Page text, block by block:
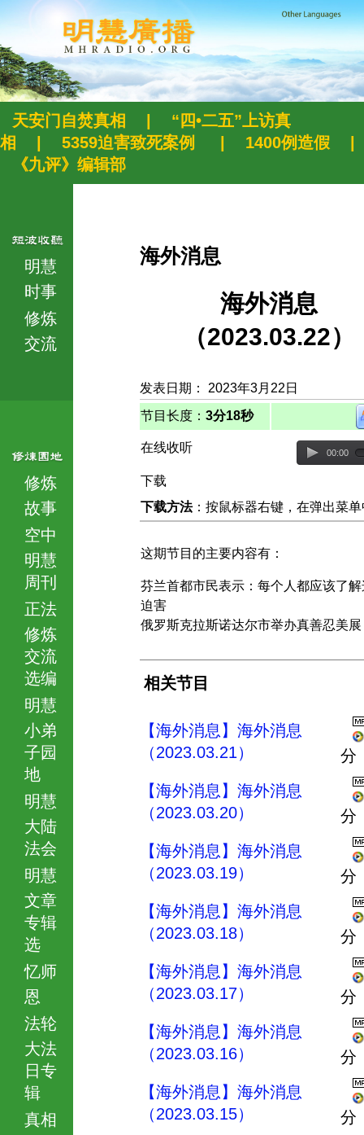
天安门自焚真相
“四•二五”上访真
相
5359迫害致死案例 1400例造假
《九评》编辑部
明慧
时事
修炼
交流
修炼
故事
空中
明慧
周刊
正法
修炼
交流
选编
明慧
小弟
子园
地
明慧
大陆
法会
明慧
文章
专辑
选
忆师
恩
法轮
大法
日专
辑
真相
海外消息
海外消息
（2023.03.22）
发表日期： 2023年3月22日
节目长度： 3分18秒
在线收听 00:00
下载
下载方法：按鼠标器右键，在弹出菜
这期节目的主要内容有：
芬兰首都市民表示：每个人都应该了解
迫害
俄罗斯克拉斯诺达尔市举办真善忍美展
相关节目
【海外消息】海外消息
（2023.03.21）
分
【海外消息】海外消息
（2023.03.20）
分
【海外消息】海外消息
（2023.03.19）
分
【海外消息】海外消息
（2023.03.18）
分
【海外消息】海外消息
（2023.03.17）
分
【海外消息】海外消息
（2023.03.16）
分
【海外消息】海外消息
（2023.03.15）
分